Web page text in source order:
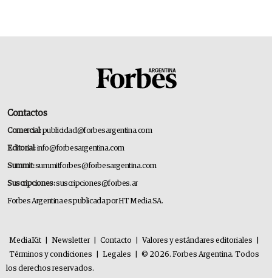
Contactos
Comercial:publicidad@forbesargentina.com
Editorial:info@forbesargentina.com
Summit:summitforbes@forbesargentina.com
Suscripciones:suscripciones@forbes.ar
Forbes Argentina es publicada por HT Media SA.
MediaKit Newsletter Contacto Valores y estándares editoriales
Términos y condiciones
Legales
© 2026. Forbes Argentina. Todos
los derechos reservados.